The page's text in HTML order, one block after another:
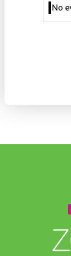
No